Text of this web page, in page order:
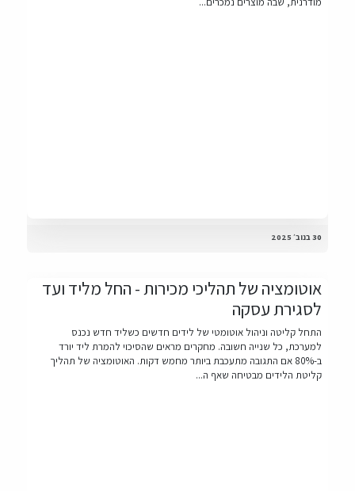
30 בנוב׳ 2025
אוטומציה של תהליכי מכירות - החל מליד ועד
לסגירת עסקה
התחל קליטה וניהול אוטומטי של לידים חדשים כשליד חדש נכנס
למערכת, כל שנייה חשובה. מחקרים מראים שהסיכוי להמרת ליד יורד
ב-80% אם התגובה מתעכבת ביותר מחמש דקות. האוטומציה של תהליך
קליטת הלידים מבטיחה שאף ה...